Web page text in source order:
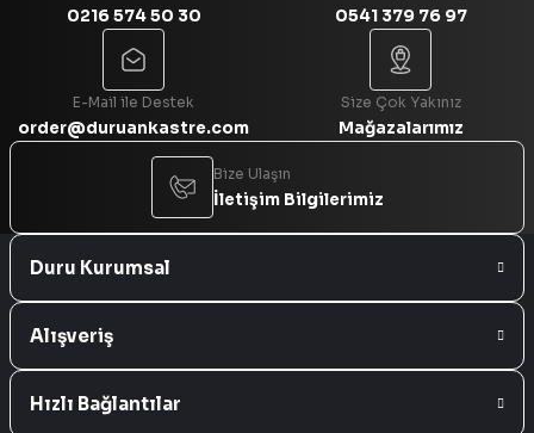
0216 574 50 30 0541 379 76 97
E-Mail ile Destek
order@duruankastre.com
Size Çok Yakınız
Mağazalarımız
Bize Ulaşın
İletişim Bilgilerimiz
Duru Kurumsal
Alışveriş
Hızlı Bağlantılar